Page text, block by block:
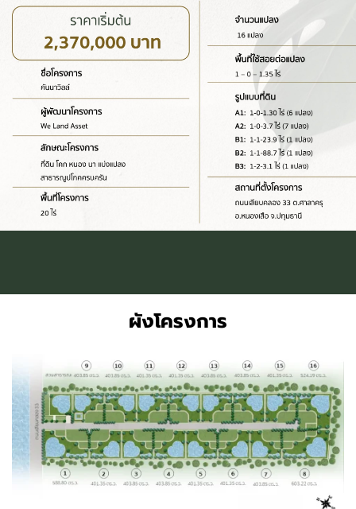
ผังโครงการ